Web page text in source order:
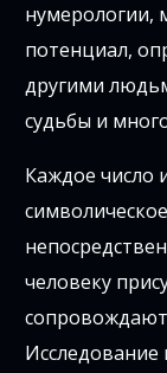
нумерологии,
потенциал,
другими
судьбы и
Каждое число
человеку
Исследование